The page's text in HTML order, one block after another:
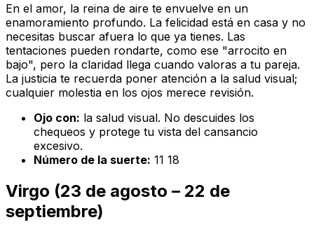
En el amor, la reina de aire te envuelve en un
enamoramiento profundo. La felicidad está en casa y no
necesitas buscar afuera lo que ya tienes. Las
tentaciones pueden rondarte, como ese "arrocito en
bajo", pero la claridad llega cuando valoras a tu pareja.
La justicia te recuerda poner atención a la salud visual;
cualquier molestia en los ojos merece revisión.
Ojo con: la salud visual. No descuides los
chequeos y protege tu vista del cansancio
excesivo.
Número de la suerte: 11 18
Virgo (23 de agosto – 22 de
septiembre)